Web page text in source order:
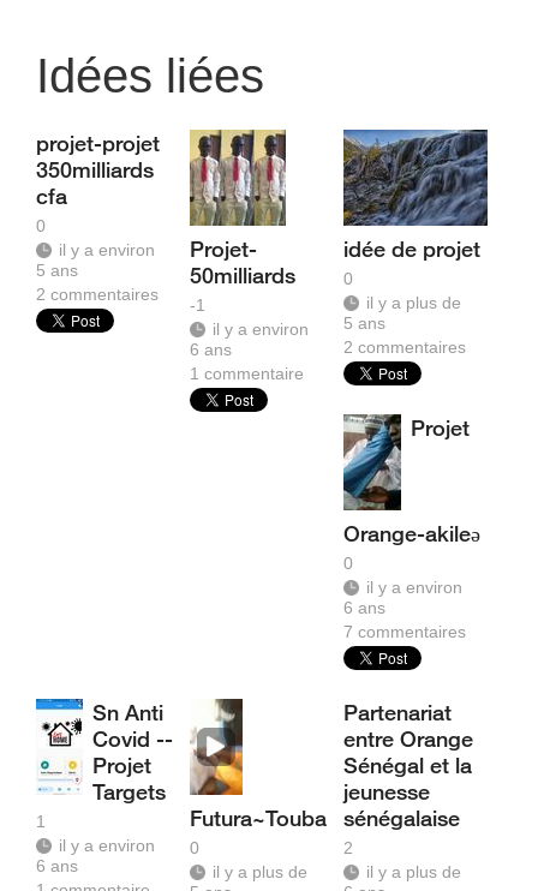
Idées liées
projet-projet
350milliards
cfa
0
il y a environ
5 ans
2 commentaires
Projet-
50milliards
-1
il y a environ
6 ans
1commentaire
idée de projet
0
il y a plus de
5 ans
2commentaires
Projet
Orange-akileə
0
il y a environ
6 ans
7commentaires
Sn Anti
Covid --
Projet
Targets
1
il y a environ
6 ans
Futura~Touba
0
il y a plus de
Partenariat
entre Orange
Sénégal et la
jeunesse
sénégalaise
2
il y a plus de